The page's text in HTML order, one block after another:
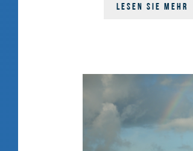
LESEN SIE MEHR